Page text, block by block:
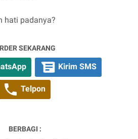
hati padanya?
SEKARANG
Kirim SMS
Telpon
BERBAGI :